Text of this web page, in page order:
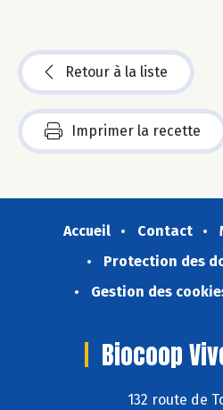
Retour à la liste
Imprimer la recette
Accueil Contact
Protection des
Gestion des
Biocoop
132 route de